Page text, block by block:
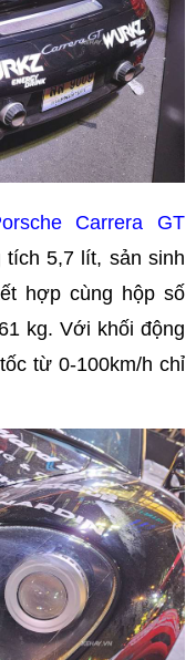
Carrera GT
tích 5,7 lít, sản sinh
hợp cùng hộp số
kg. Với khối động
từ 0-100km/h chỉ